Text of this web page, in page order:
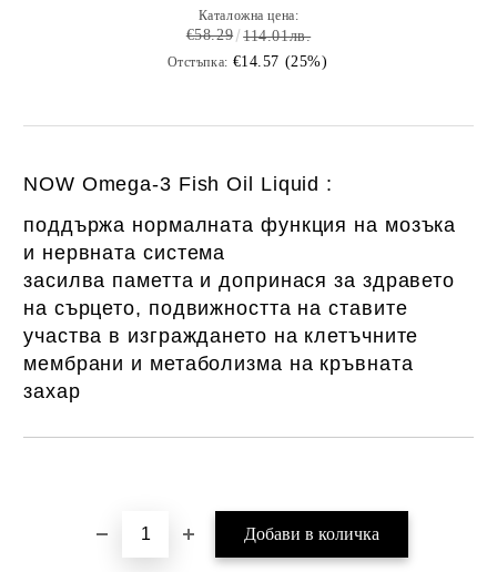
Каталожна цена:
€58.29 114.01лв.
Отстъпка: €14.57 (25%)
NOW Omega-3 Fish Oil Liquid :
поддържа нормалната функция на мозъка
и нервната система
засилва паметта и допринася за здравето
на сърцето, подвижността на ставите
участва в изграждането на клетъчните
мембрани и метаболизма на кръвната
захар